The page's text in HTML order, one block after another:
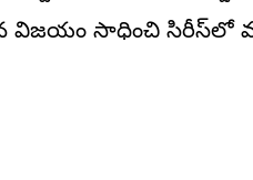
విజయం సాధించి సిరీస్‌లో